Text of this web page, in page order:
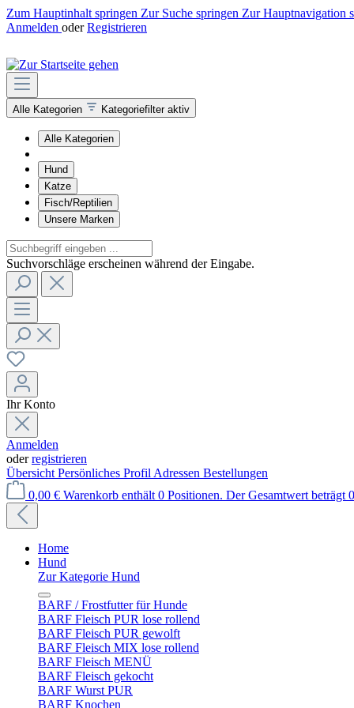
Zum Hauptinhalt springen Zur Suche springen Zur Hauptnavigation
Anmelden oder Registrieren
Alle Kategorien Kategoriefilter aktiv
Alle Kategorien
Hund
Katze
Fisch/Reptilien
Unsere Marken
Suchvorschläge erscheinen während der Eingabe.
Ihr Konto
Anmelden
oderregistrieren
Übersicht Persönliches Profil Adressen Bestellungen
0,00 € Warenkorb enthält 0 Positionen. Der Gesamtwert beträgt
Home
Hund
Zur Kategorie Hund
BARF / Frostfutter für Hunde
BARF Fleisch PUR lose rollend
BARF Fleisch PUR gewolft
BARF Fleisch MIX lose rollend
BARF Fleisch MENÜ
BARF Fleisch gekocht
BARF Wurst PUR
BARF Knochen